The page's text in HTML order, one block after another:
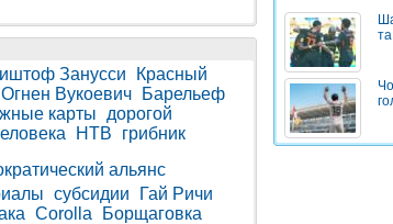
Занусси
Красный
Огнен Вукоевич
Барельеф
карты
дорогой
НТВ
грибник
альянс
субсидии
Гай Ричи
Corolla Борщаговка